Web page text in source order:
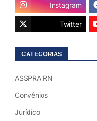
Instagram
Twitter
CATEGORIAS
ASSPRA RN
Convênios
Jurídico